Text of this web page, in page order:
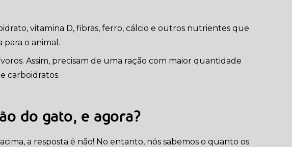
vitamina D, fibras, ferro, cálcio e outros nutrientes que
o animal.
Assim, precisam de uma ração com maior quantidade
carboidratos.
do gato, e agora?
a resposta é não! No entanto, nós sabemos o quanto os